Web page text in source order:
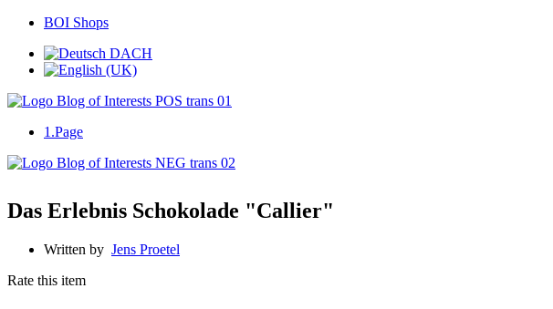
BOI Shops
1.Page
Das Erlebnis Schokolade "Callier"
Written by Jens Proetel
Rate this item